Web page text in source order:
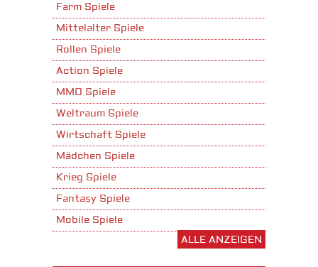
Farm Spiele
Mittelalter Spiele
Rollen Spiele
Action Spiele
MMO Spiele
Weltraum Spiele
Wirtschaft Spiele
Mädchen Spiele
Krieg Spiele
Fantasy Spiele
Mobile Spiele
ALLE ANZEIGEN